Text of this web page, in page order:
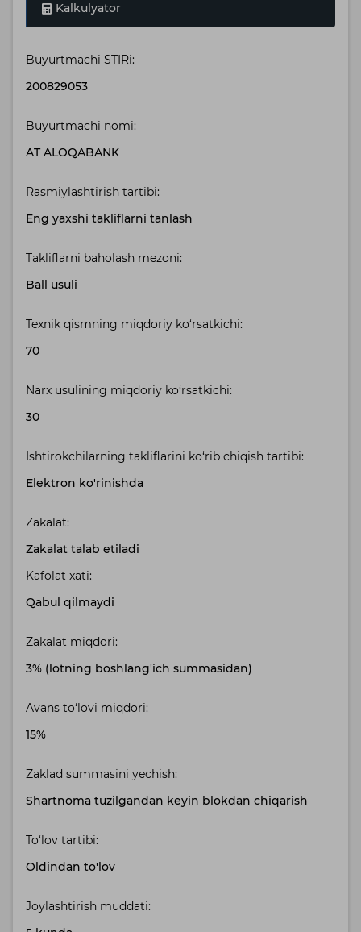
Kalkulyator
Buyurtmachi STIRi:
200829053
Buyurtmachi nomi:
AT ALOQABANK
Rasmiylashtirish tartibi:
Eng yaxshi takliflarni tanlash
Takliflarni baholash mezoni:
Ball usuli
Texnik qismning miqdoriy ko‘rsatkichi:
70
Narx usulining miqdoriy ko‘rsatkichi:
30
Ishtirokchilarning takliflarini ko‘rib chiqish tartibi:
Elektron ko'rinishda
Zakalat:
Zakalat talab etiladi
Kafolat xati:
Qabul qilmaydi
Zakalat miqdori:
3% (lotning boshlang'ich summasidan)
Avans to‘lovi miqdori:
15%
Zaklad summasini yechish:
Shartnoma tuzilgandan keyin blokdan chiqarish
To‘lov tartibi:
Oldindan to'lov
Joylashtirish muddati: